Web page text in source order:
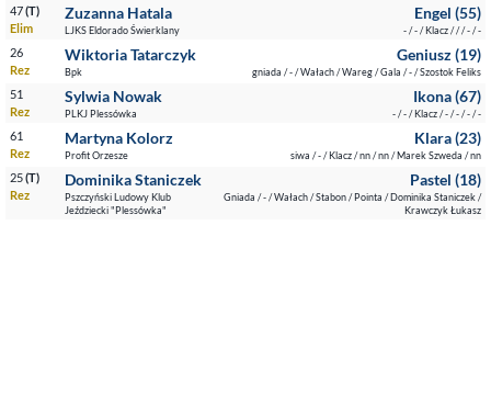
47(T)
Elim
Zuzanna Hatala
LJKS Eldorado Świerklany
Engel (55)
- / - / Klacz / / / - / -
26
Rez
Wiktoria Tatarczyk
Bpk
Geniusz (19)
gniada / - / Wałach / Wareg / Gala / - / Szostok Feliks
51
Rez
Sylwia Nowak
PLKJ Plessówka
Ikona (67)
- / - / Klacz / - / - / - / -
61
Rez
Martyna Kolorz
Profit Orzesze
Klara (23)
siwa / - / Klacz / nn / nn / Marek Szweda / nn
25(T)
Rez
Dominika Staniczek
Pszczyński Ludowy Klub
Jeździecki "Plessówka"
Pastel (18)
Gniada / - / Wałach / Stabon / Pointa / Dominika Staniczek /
Krawczyk Łukasz